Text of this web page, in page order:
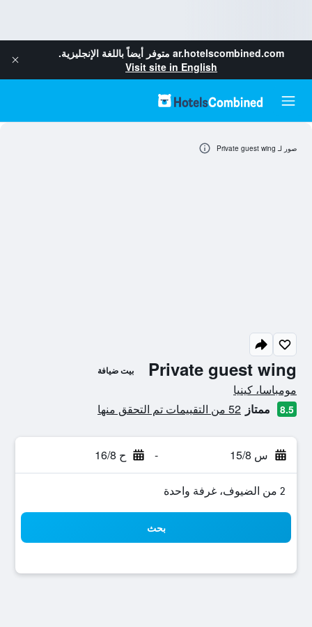
ar.hotelscombined.com متوفر أيضاً باللغة الإنجليزية.
Visit site in English
Private guest wing بيت ضيافة
مومباسا، كينيا
8.5 ممتاز 52 من التقييمات تم التحقق منها
س 15/8 - ح 16/8
2 من الضيوف، غرفة واحدة
بحث
صور لـ Private guest wing